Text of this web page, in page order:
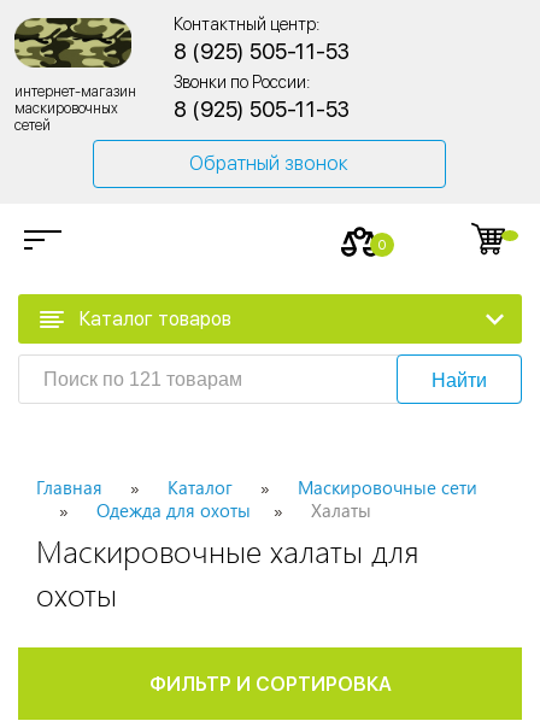
интернет-магазин
маскировочных
сетей
Контактный центр:
8 (925) 505-11-53
Звонки по России:
8 (925) 505-11-53
Обратный звонок
0
Каталог товаров
Найти
Главная Каталог
Маскировочные сети
Одежда для охоты
Халаты
Маскировочные халаты для
охоты
ФИЛЬТР И СОРТИРОВКА